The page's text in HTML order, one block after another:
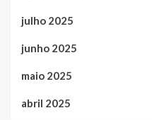
julho 2025
junho 2025
maio 2025
abril 2025